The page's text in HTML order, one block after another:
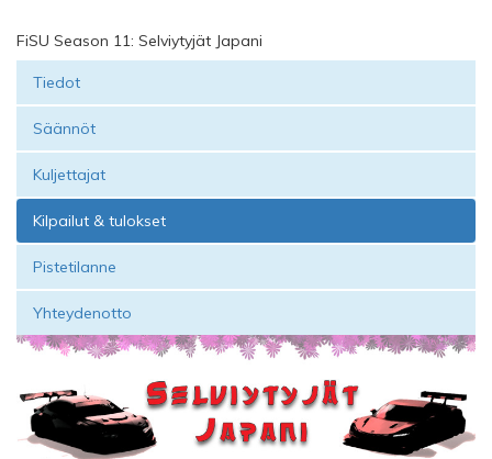
FiSU Season 11: Selviytyjät Japani
Tiedot
Säännöt
Kuljettajat
Kilpailut & tulokset
Pistetilanne
Yhteydenotto